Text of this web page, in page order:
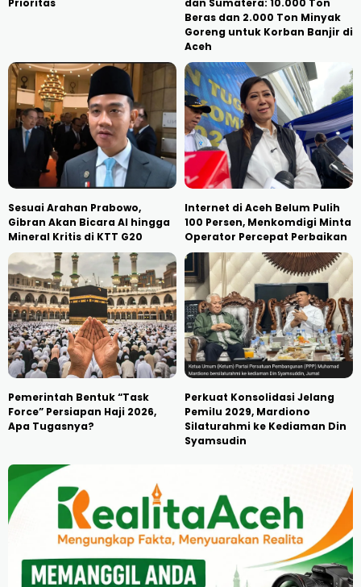
Prioritas
dan Sumatera: 10.000 Ton
Beras dan 2.000 Ton Minyak
Goreng untuk Korban Banjir di
Aceh
Sesuai Arahan Prabowo,
Gibran Akan Bicara AI hingga
Mineral Kritis di KTT G20
Internet di Aceh Belum Pulih
100 Persen, Menkomdigi Minta
Operator Percepat Perbaikan
Pemerintah Bentuk “Task
Force” Persiapan Haji 2026,
Apa Tugasnya?
Perkuat Konsolidasi Jelang
Pemilu 2029, Mardiono
Silaturahmi ke Kediaman Din
Syamsudin